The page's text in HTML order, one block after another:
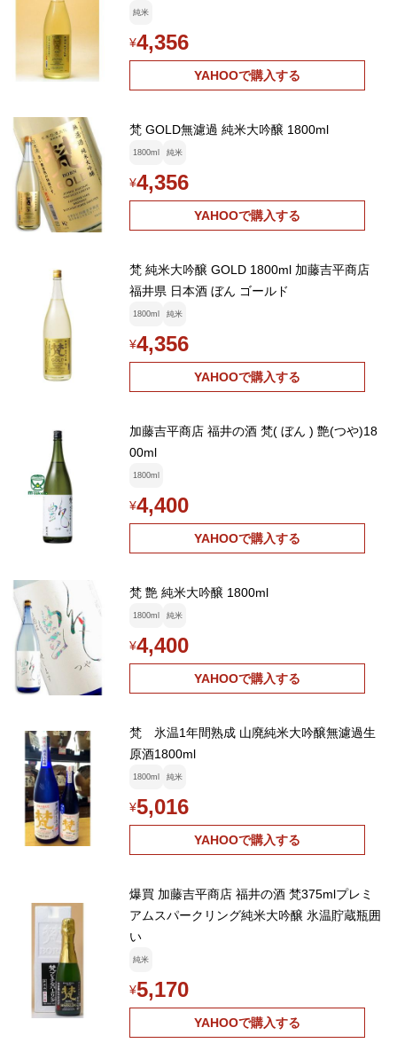
純米
¥4,356
YAHOOで購入する
梵 GOLD無濾過 純米大吟醸 1800ml
1800ml 純米
¥4,356
YAHOOで購入する
梵 純米大吟醸 GOLD 1800ml 加藤吉平商店
福井県 日本酒 ぼん ゴールド
1800ml 純米
¥4,356
YAHOOで購入する
加藤吉平商店 福井の酒 梵( ぼん ) 艶(つや)18
00ml
1800ml
¥4,400
YAHOOで購入する
梵 艶 純米大吟醸 1800ml
1800ml 純米
¥4,400
YAHOOで購入する
梵 氷温1年間熟成 山廃純米大吟醸無濾過生
原酒1800ml
1800ml 純米
¥5,016
YAHOOで購入する
爆買 加藤吉平商店 福井の酒 梵375mlプレミ
アムスパークリング純米大吟醸 氷温貯蔵瓶囲
い
純米
¥5,170
YAHOOで購入する